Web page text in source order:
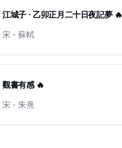
江城子 · 乙卯正月二十日夜記夢 🔥
宋 - 蘇軾
觀書有感 🔥
宋 - 朱熹